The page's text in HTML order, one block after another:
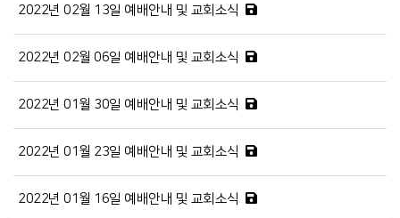
2022년 02월 13일 예배안내 및 교회소식
2022년 02월 06일 예배안내 및 교회소식
2022년 01월 30일 예배안내 및 교회소식
2022년 01월 23일 예배안내 및 교회소식
2022년 01월 16일 예배안내 및 교회소식